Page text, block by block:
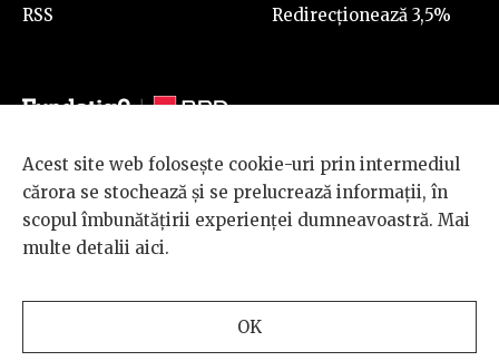
RSS
Redirecționează 3,5%
© 2026 BRD Groupe Société Générale, toate drepturile rezervate.
Scena 9 este un proiect sustinut de
BRD GROUPE SOCIÉTÉ
GÉNÉRALE
Acest site web folosește cookie-uri prin intermediul
cărora se stochează și se prelucrează informații, în
scopul îmbunătățirii experienței dumneavoastră. Mai
multe detalii aici.
OK